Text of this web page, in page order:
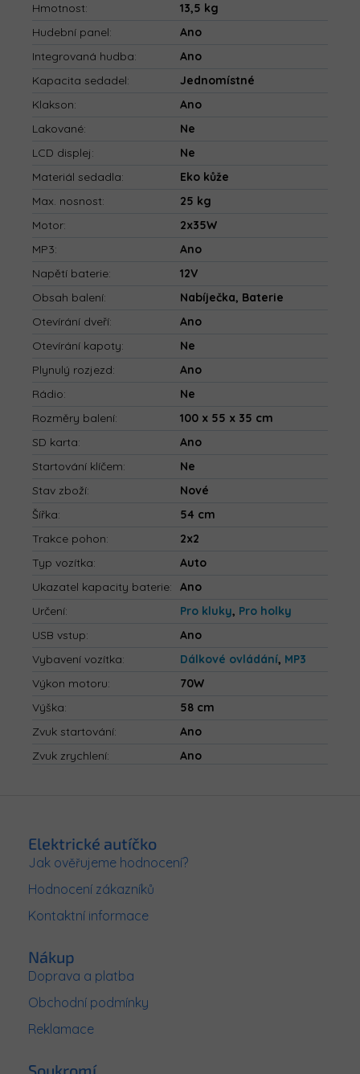
Hmotnost:
13,5 kg
Hudební panel:
Ano
Integrovaná hudba:
Ano
Kapacita sedadel:
Jednomístné
Klakson:
Ano
Lakované:
Ne
LCD displej:
Ne
Materiál sedadla:
Eko kůže
Max. nosnost:
25 kg
Motor:
2x35W
MP3:
Ano
Napětí baterie:
12V
Obsah balení:
Nabíječka, Baterie
Otevírání dveří:
Ano
Otevírání kapoty:
Ne
Plynulý rozjezd:
Ano
Rádio:
Ne
Rozměry balení:
100 x 55 x 35 cm
SD karta:
Ano
Startování klíčem:
Ne
Stav zboží:
Nové
Šířka:
54 cm
Trakce pohon:
2x2
Typ vozítka:
Auto
Ukazatel kapacity baterie:
Ano
Určení: Pro kluky, Pro holky
USB vstup:
Ano
Vybavení vozítka: Dálkové ovládání, MP3
Výkon motoru:
70W
Výška:
58 cm
Zvuk startování:
Ano
Zvuk zrychlení: Ano
Elektrické autíčko
Jak ověřujeme hodnocení?
Hodnocení zákazníků
Kontaktní informace
Nákup
Doprava a platba
Obchodní podmínky
Reklamace